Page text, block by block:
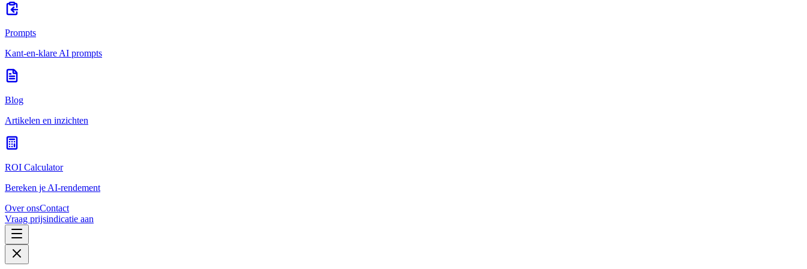
Prompts
Kant-en-klare AI prompts
Blog
Artikelen en inzichten
ROI Calculator
Bereken je AI-rendement
Over onsContact
Vraag prijsindicatie aan